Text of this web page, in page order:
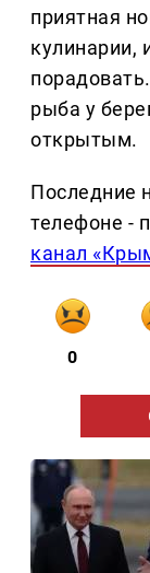
приятная
кулинарии,
рыба у
открытым.
Последние
телефоне -
канал
0